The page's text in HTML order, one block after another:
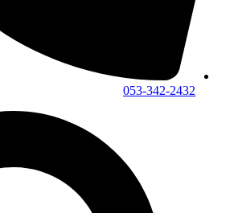
053-342-2432